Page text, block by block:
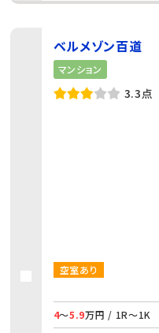
ベルメゾン百道
マンション
3.3点
空室あり
4～5.9万円 / 1R～1K